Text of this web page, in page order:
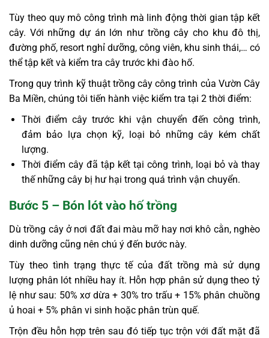
Tùy theo quy mô công trình mà linh động thời gian tập kết
cây. Với những dự án lớn như trồng cây cho khu đô thị,
đường phố, resort nghỉ dưỡng, công viên, khu sinh thái,… có
thể tập kết và kiểm tra cây trước khi đào hố.
Trong quy trình kỹ thuật trồng cây công trình của Vườn Cây
Ba Miền, chúng tôi tiến hành việc kiểm tra tại 2 thời điểm:
Thời điểm cây trước khi vận chuyển đến công trình,
đảm bảo lựa chọn kỹ, loại bỏ những cây kém chất
lượng.
Thời điểm cây đã tập kết tại công trình, loại bỏ và thay
thế những cây bị hư hại trong quá trình vận chuyển.
Bước 5 – Bón lót vào hố trồng
Dù trồng cây ở nơi đất đai màu mỡ hay nơi khô cằn, nghèo
dinh dưỡng cũng nên chú ý đến bước này.
Tùy theo tình trạng thực tế của đất trồng mà sử dụng
lượng phân lót nhiều hay ít. Hỗn hợp phân sử dụng theo tỷ
lệ như sau: 50% xơ dừa + 30% tro trấu + 15% phân chuồng
ủ hoai + 5% phân vi sinh hoặc phân trùn quế.
Trộn đều hỗn hợp trên sau đó tiếp tục trộn với đất mặt đã